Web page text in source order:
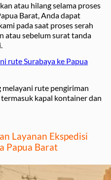
atau hilang selama proses
Barat, Anda dapat
pada saat proses serah
atau sebelum surat tanda
rute Surabaya ke Papua
melayani rute pengiriman
kapal kontainer dan
Layanan Ekspedisi
Papua Barat